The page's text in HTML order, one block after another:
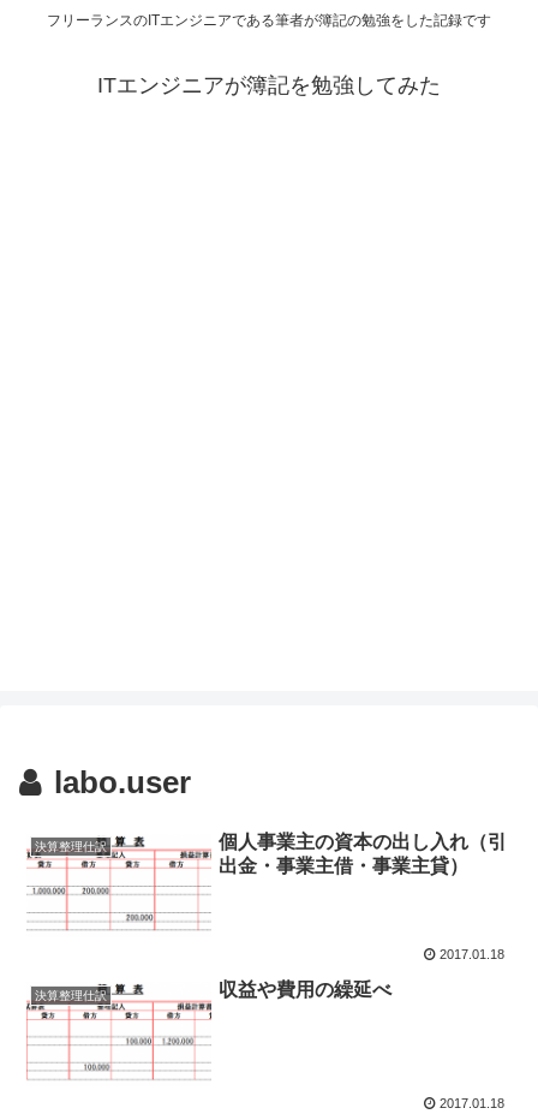
フリーランスのITエンジニアである筆者が簿記の勉強をした記録です
ITエンジニアが簿記を勉強してみた
labo.user
決算整理仕訳
個人事業主の資本の出し入れ（引
出金・事業主借・事業主貸）
2017.01.18
決算整理仕訳 収益や費用の繰延べ
2017.01.18